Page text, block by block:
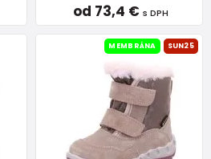
od 73,4 € s DPH
MEMBRÁNA SUN25